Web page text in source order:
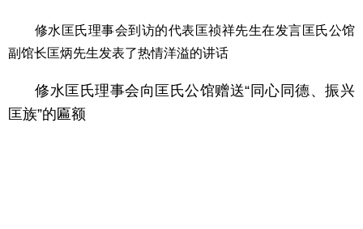
修水匡氏理事会到访的代表匡祯祥先生在发言匡氏公馆
副馆长匡炳先生发表了热情洋溢的讲话
修水匡氏理事会向匡氏公馆赠送“同心同德、振兴
匡族”的匾额